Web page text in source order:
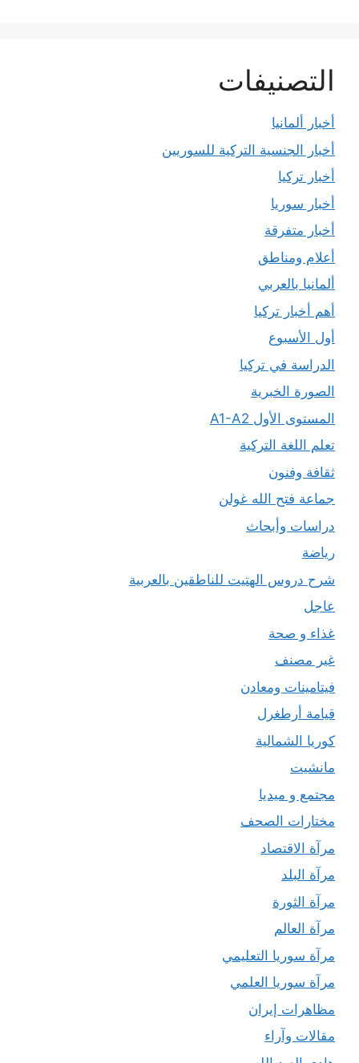
التصنيفات
أخبار ألمانيا
أخبار الجنسية التركية للسوريين
أخبار تركيا
أخبار سوريا
أخبار متفرقة
أعلام ومناطق
ألمانيا بالعربي
أهم أخبار تركيا
أول الأسبوع
الدراسة في تركيا
الصورة الخبرية
المستوى الأول A1-A2
تعلم اللغة التركية
ثقافة وفنون
جماعة فتح الله غولن
دراسات وأبحاث
رياضة
شرح دروس الهتيت للناطقين بالعربية
عاجل
غذاء و صحة
غير مصنف
فيتامينات ومعادن
قيامة أرطغرل
كوريا الشمالية
مانشيت
مجتمع و ميديا
مختارات الصحف
مرآة الاقتصاد
مرآة البلد
مرآة الثورة
مرآة العالم
مرآة سوريا التعليمي
مرآة سوريا العلمي
مظاهرات إيران
مقالات وآراء